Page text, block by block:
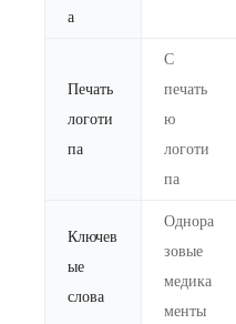
а
Печать
логоти
па
С
печать
ю
логоти
па
Ключев
ые
слова
Однора
зовые
медика
менты